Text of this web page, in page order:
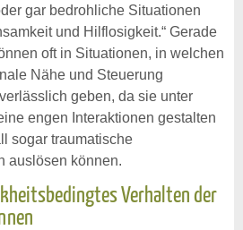
gar bedrohliche Situationen
und Hilflosigkeit.“ Gerade
oft in Situationen, in welchen
Nähe und Steuerung
geben, da sie unter
engen Interaktionen gestalten
sogar traumatische
auslösen können.
Verhalten der